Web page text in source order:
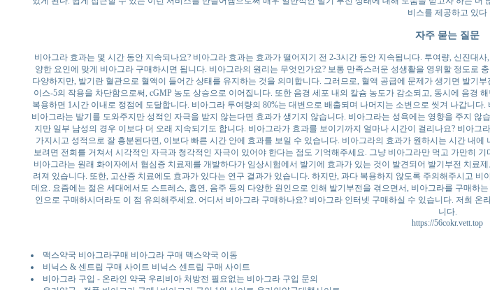
비스를 제공하고 있다
자주 묻는 질문
비아그라 효과는 몇 시간 동안 지속되나요? 비아그라 효과는 효과가 떨어지기 전 2-3시간 동안 지속됩니다. 투여량, 신진
양한 요인에 맞게 비아그라 구매하시면 됩니다. 비아그라의 원리는 무엇인가요? 보통 만족스러운 성생활을 영위할 정도로
다양하지만, 발기란 혈관으로 혈액이 들어간 상태를 유지하는 것을 의미합니다. 그러므로, 혈액 공급에 문제가 생기면 발
이스-5의 작용을 차단함으로써, cGMP 농도 상승으로 이어집니다. 또한 음경 세포 내의 칼슘 농도가 감소되고, 동시에 음경
복용하면 1시간 이내로 정점에 도달합니다. 비아그라 투여량의 80%는 대변으로 배출되며 나머지는 소변으로 씻겨 나갑니
비아그라는 발기를 도와주지만 성적인 자극을 받지 않는다면 효과가 생기지 않습니다. 비아그라는 성욕에는 영향을 주지
지만 일부 남성의 경우 이보다 더 오래 지속되기도 합니다. 비아그라가 효과를 보이기까지 얼마나 시간이 걸리나요? 비아
가지시고 성적으로 잘 흥분된다면, 이보다 빠른 시간 안에 효과를 보일 수 있습니다. 비아그라의 효과가 원하시는 시간 내
보려면 전희를 거쳐서 시각적인 자극과 청각적인 자극이 있어야 한다는 점도 기억해주세요. 그냥 비아그라만 먹고 가만히
비아그라는 원래 화이자에서 협심증 치료제를 개발하다가 임상시험에서 발기에 효과가 있는 것이 발견되어 발기부전 치
려져 있습니다. 또한, 고산증 치료에도 효과가 있다는 연구 결과가 있습니다. 하지만, 과다 복용하지 않도록 주의해주시고
데요. 요즘에는 젊은 세대에서도 스트레스, 흡연, 음주 등의 다양한 원인으로 인해 발기부전을 겪으면서, 비아그라를 구매
인으로 구매하시더라도 이 점 유의해주세요. 어디서 비아그라 구매하나요? 비아그라 인터넷 구매하실 수 있습니다. 저희
니다.
https://56cokr.vett.top
맥스약국 비아그라구매 비아그라 구매 맥스약국 이동
비닉스 & 센트립 구매 사이트 비닉스 센트립 구매 사이트
비아그라 구입 - 온라인 약국 우리비아 처방전 필요없는 비아그라 구입 문의